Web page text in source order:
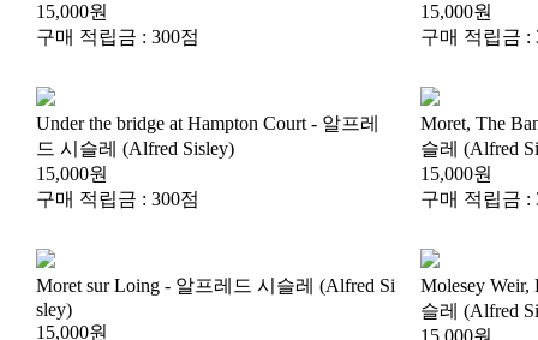
15,000원
구매 적립금 : 300점
15,000원
구매 적립금 :
드 시슬레 (Alfred Sisley)
15,000원
구매 적립금 : 300점
슬레 (Alfred
15,000원
구매 적립금 :
sley)
15,000원
슬레 (Alfred
15,000원